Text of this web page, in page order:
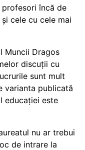
încă de
cele cu cele mai
Muncii Dragos
discuții cu
sunt mult
varianta publicată
educației este
nu ar trebui
de intrare la